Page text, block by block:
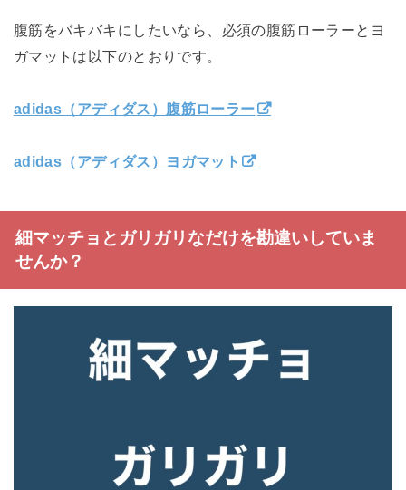
腹筋をバキバキにしたいなら、必須の腹筋ローラーとヨ
ガマットは以下のとおりです。
adidas（アディダス）腹筋ローラー
adidas（アディダス）ヨガマット
細マッチョとガリガリなだけを勘違いしていま
せんか？